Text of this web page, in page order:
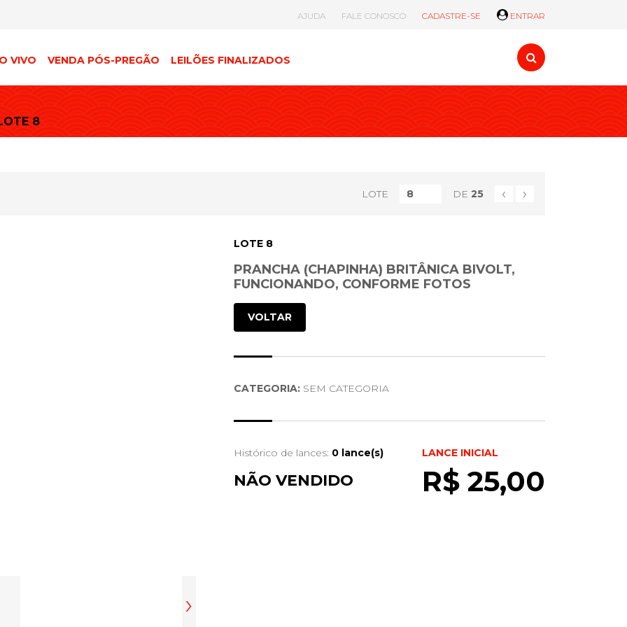
AJUDA FALE CONOSCO CADASTRE-SE ENTRAR
VIVO VENDA PÓS-PREGÃO LEILÕES FINALIZADOS
8
LOTE DE 25 ‹ ›
›
LOTE 8
PRANCHA (CHAPINHA) BRITÂNICA BIVOLT,
FUNCIONANDO, CONFORME FOTOS
VOLTAR
CATEGORIA: SEM CATEGORIA
Histórico de lances: 0 lance(s)
NÃO VENDIDO
LANCE INICIAL
R$ 25,00